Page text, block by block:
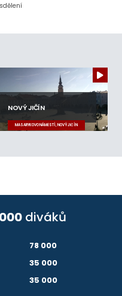
NOVÝ JIČÍN
MASARYKOVO NÁMĚSTÍ, NOVÝ JIČÍN
diváků
78 000
35 000
35 000